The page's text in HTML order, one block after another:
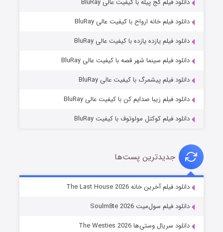
خاندان اژدها فصل ۳
دانلود فیلم کج‌ پیله با کیفیت عالی BluRay
دانلود فیلم خانه ارواح با کیفیت عالی BluRay
دانلود فیلم یازده یازده با کیفیت عالی BluRay
دانلود فیلم سینما شهر قصه با کیفیت عالی BluRay
دانلود فیلم پیشمرگ با کیفیت عالی BluRay
دانلود فیلم زیبا صدایم کن با کیفیت عالی BluRay
دانلود فیلم کوکتل مولوتوف با کیفیت BluRay
جدیدترین پست‌ها
دانلود فیلم آخرین خانه The Last House 2026
دانلود فیلم سول‌میت Soulm8te 2026
دانلود سریال وستی‌ها The Westies 2026